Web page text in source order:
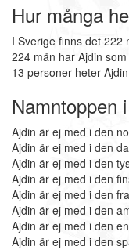
Hur många
I Sverige finns det 222
224 män har Ajdin
13 personer heter
Namntoppen
Ajdin är ej med i den
Ajdin är ej med i den
Ajdin är ej med i den
Ajdin är ej med i den
Ajdin är ej med i den
Ajdin är ej med i den
Ajdin är ej med i den
Ajdin är ej med i den